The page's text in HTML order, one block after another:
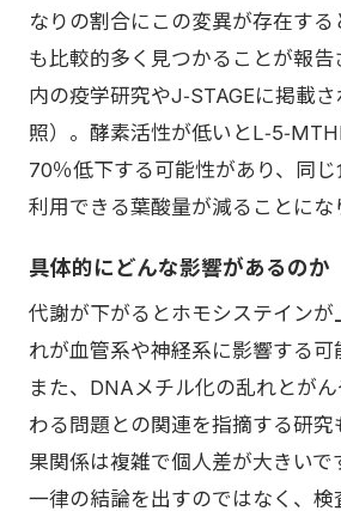
なりの割合にこの変異が存在す
も比較的多く見つかることが報告
内の疫学研究やJ‑STAGEに掲載
照）。酵素活性が低いと
70％低下する可能性があり、同
利用できる葉酸量が減ることにな
具体的にどんな影響があるのか
代謝が下がるとホモシステインが
れが血管系や神経系に影響する可
また、DNAメチル化の乱れとが
わる問題との関連を指摘する研究
果関係は複雑で個人差が大きいで
一律の結論を出すのではなく、検